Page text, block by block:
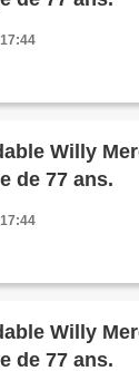
Willy
de 77 ans.
Willy
de 77 ans.